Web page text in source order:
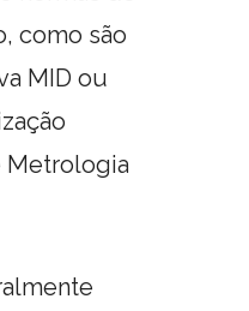
como são
MID ou
Metrologia